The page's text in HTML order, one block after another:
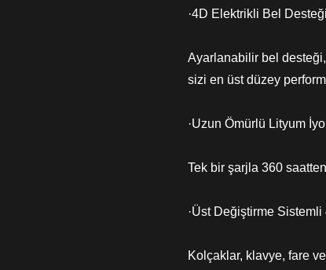
·4D Elektrikli Bel Desteği
Ayarlanabilir bel desteği,
sizi en üst düzey
·Uzun Ömürlü Lityum
Tek bir şarjla 360
·Üst Değiştirme
Kolçaklar, klavye, fare